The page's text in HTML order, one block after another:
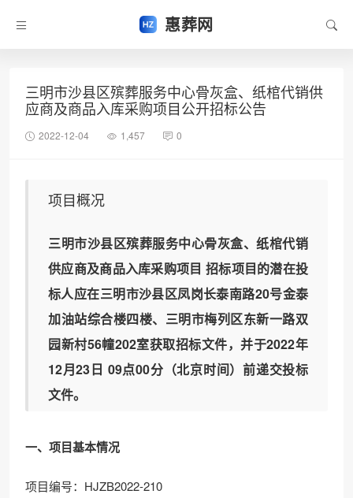
惠葬网
三明市沙县区殡葬服务中心骨灰盒、纸棺代销供
应商及商品入库采购项目公开招标公告
2022-12-04 1,457 0
项目概况
三明市沙县区殡葬服务中心骨灰盒、纸棺代销
供应商及商品入库采购项目 招标项目的潜在投
标人应在三明市沙县区凤岗长泰南路20号金泰
加油站综合楼四楼、三明市梅列区东新一路双
园新村56幢202室获取招标文件，并于2022年
12月23日 09点00分（北京时间）前递交投标
文件。
一、项目基本情况
项目编号：HJZB2022-210